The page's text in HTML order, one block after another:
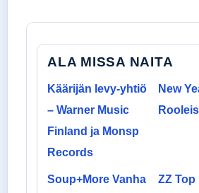
ALA MISSA NAITA
Käärijän levy-yhtiö
– Warner Music
Finland ja Monsp
Records
New
Soup+More Vanha
ZZ